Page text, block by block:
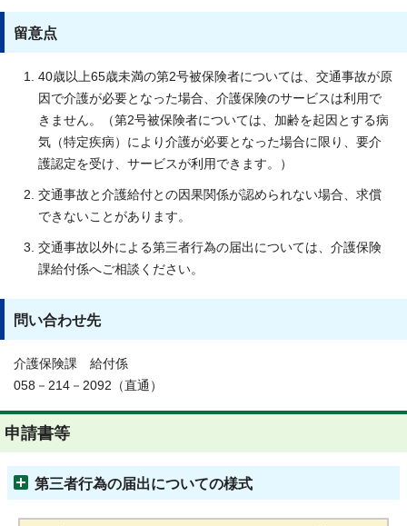
留意点
40歳以上65歳未満の第2号被保険者については、交通事故が原
因で介護が必要となった場合、介護保険のサービスは利用で
きません。（第2号被保険者については、加齢を起因とする病
気（特定疾病）により介護が必要となった場合に限り、要介
護認定を受け、サービスが利用できます。）
交通事故と介護給付との因果関係が認められない場合、求償
できないことがあります。
交通事故以外による第三者行為の届出については、介護保険
課給付係へご相談ください。
問い合わせ先
介護保険課 給付係
058－214－2092（直通）
申請書等
第三者行為の届出についての様式